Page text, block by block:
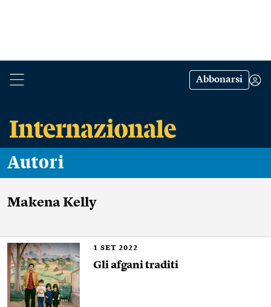
Abbonarsi
Autori
Makena Kelly
1 SET 2022
Gli afgani traditi